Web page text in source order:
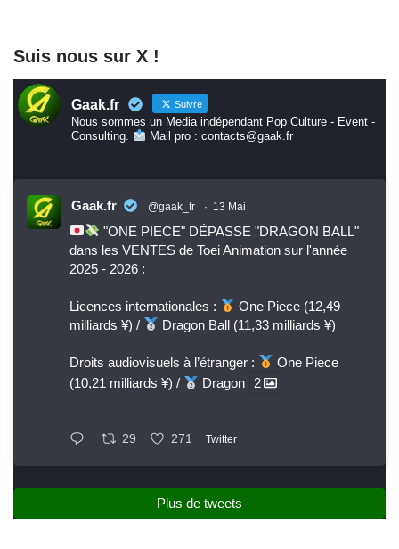
Suis nous sur X !
Gaak.fr Suivre
Nous sommes un Media indépendant Pop Culture - Event -
Consulting.
Mail pro : contacts@gaak.fr
Gaak.fr @gaak_fr · 13 Mai
"ONE PIECE" DÉPASSE "DRAGON BALL"
dans les VENTES de Toei Animation sur l'année
2025 - 2026 :
Licences internationales :
One Piece (12,49
milliards ¥) /
Dragon Ball (11,33 milliards ¥)
Droits audiovisuels à l’étranger :
One Piece
(10,21 milliards ¥) /
Dragon 2
29 271 Twitter
Plus de tweets